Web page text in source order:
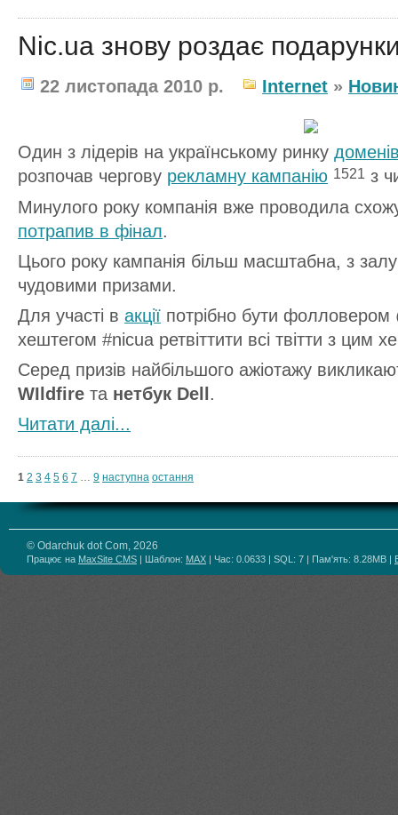
Nic.ua знову роздає
22 листопада 2010 р. Internet »
Один з лідерів на українському ринку
розпочав чергову рекламну кампанію 1521 з
Минулого року компанія вже проводила схожу
потрапив в фінал.
Цього року кампанія більш масштабна, з
чудовими призами.
Для участі в акції потрібно бути фолловером
хештегом #nicua ретвіттити всі твітти з цим
Серед призів найбільшого ажіотажу
WIldfire та нетбук Dell .
Читати далi...
1 2 3 4 5 6 7 … 9 наступна остання
© Odarchuk dot Com, 2026
Працює на MaxSite CMS | Шаблон: MAX | Час: 0.0633 | SQL: 7 | Пам'ять: 8.28MB |